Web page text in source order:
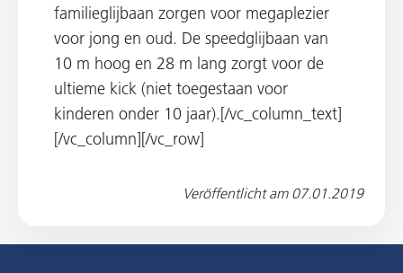
familieglijbaan zorgen voor megaplezier
voor jong en oud. De speedglijbaan van
10 m hoog en 28 m lang zorgt voor de
ultieme kick (niet toegestaan voor
kinderen onder 10 jaar).[/vc_column_text]
[/vc_column][/vc_row]
Veröffentlicht am 07.01.2019